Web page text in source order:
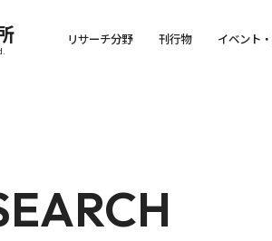
リサーチ分野 刊行物 イベント